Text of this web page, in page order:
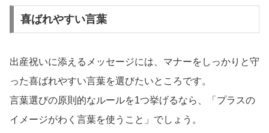
喜ばれやすい言葉
出産祝いに添えるメッセージには、マナーをしっかりと守
った喜ばれやすい言葉を選びたいところです。
言葉選びの原則的なルールを1つ挙げるなら、「プラスの
イメージがわく言葉を使うこと」でしょう。